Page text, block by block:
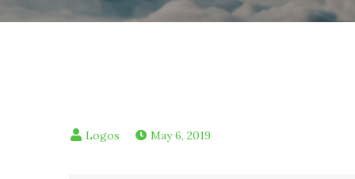
May 6, 2019